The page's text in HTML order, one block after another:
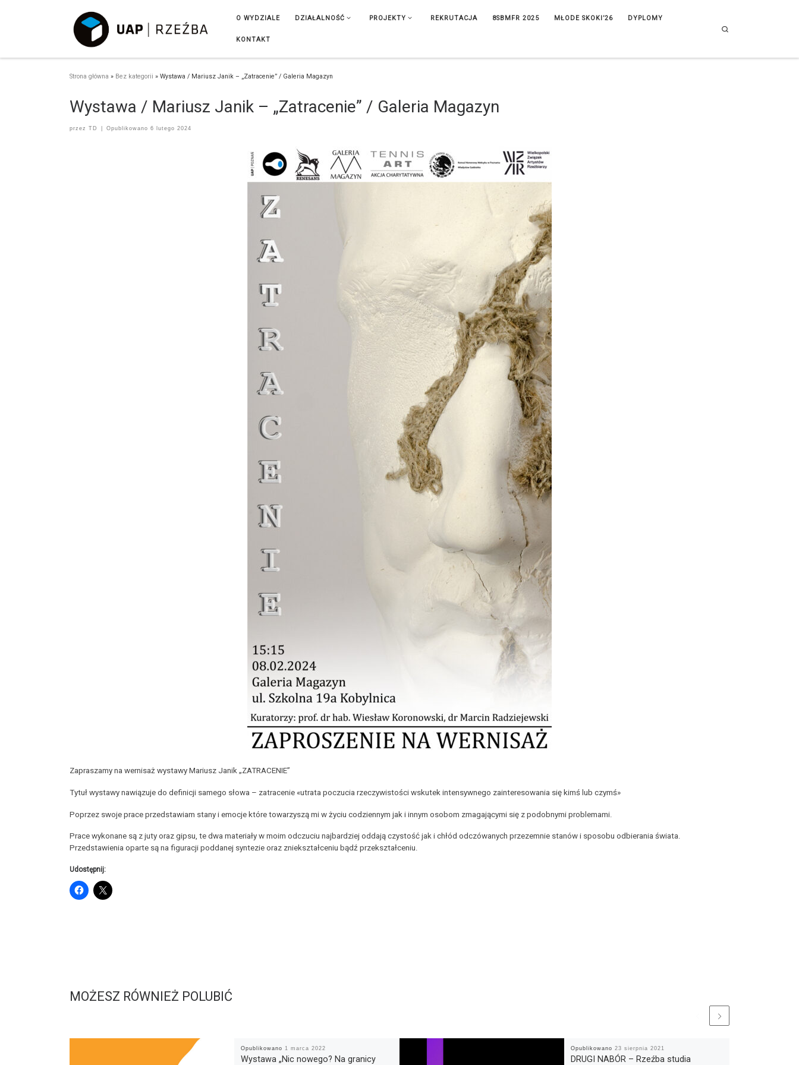
O WYDZIALE DZIAŁALNOŚĆ PROJEKTY REKRUTACJA 8SBMFR 2025 MŁODE SKOKI’26 DYPLOMY
KONTAKT
Strona główna » Bez kategorii » Wystawa / Mariusz Janik – „Zatracenie” / Galeria Magazyn
Wystawa / Mariusz Janik – „Zatracenie” / Galeria Magazyn
przez TD Opublikowano 6 lutego 2024
Zapraszamy na wernisaż wystawy Mariusz Janik „ZATRACENIE”
Tytuł wystawy nawiązuje do definicji samego słowa – zatracenie «utrata poczucia rzeczywistości wskutek intensywnego zainteresowania się kimś lub czymś»
Poprzez swoje prace przedstawiam stany i emocje które towarzyszą mi w życiu codziennym jak i innym osobom zmagającymi się z podobnymi problemami.
Prace wykonane są z juty oraz gipsu, te dwa materiały w moim odczuciu najbardziej oddają czystość jak i chłód odczówanych przezemnie stanów i sposobu odbierania świata.
Przedstawienia oparte są na figuracji poddanej syntezie oraz zniekształceniu bądź przekształceniu.
Udostępnij:
MOŻESZ RÓWNIEŻ POLUBIĆ
Opublikowano 1 marca 2022
Wystawa „Nic nowego? Na granicy
Opublikowano 23 sierpnia 2021
DRUGI NABÓR – Rzeźba studia